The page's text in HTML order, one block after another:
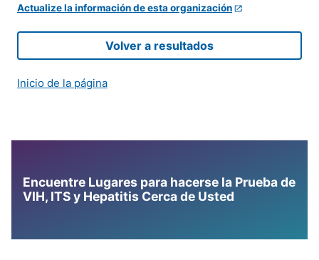
Actualize la información de esta organización
Volver a resultados
Inicio de la página
Encuentre Lugares para hacerse la Prueba de
VIH, ITS y Hepatitis Cerca de Usted